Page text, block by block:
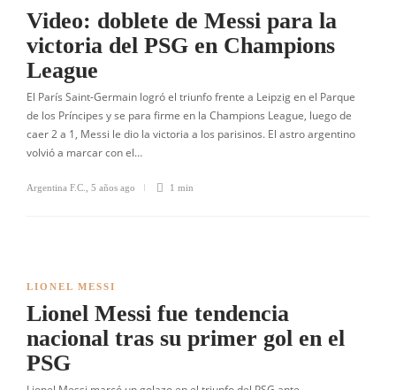
Video: doblete de Messi para la
victoria del PSG en Champions
League
El París Saint-Germain logró el triunfo frente a Leipzig en el Parque
de los Príncipes y se para firme en la Champions League, luego de
caer 2 a 1, Messi le dio la victoria a los parisinos. El astro argentino
volvió a marcar con el…
Argentina F.C. 5 años ago 1 min
LIONEL MESSI
Lionel Messi fue tendencia
nacional tras su primer gol en el
PSG